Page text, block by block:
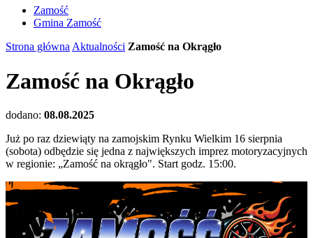
Zamość
Gmina Zamość
Strona główna Aktualności Zamość na Okrągło
Zamość na Okrągło
dodano: 08.08.2025
Już po raz dziewiąty na zamojskim Rynku Wielkim 16 sierpnia
(sobota) odbędzie się jedna z największych imprez motoryzacyjnych
w regionie: „Zamość na okrągło". Start godz. 15:00.